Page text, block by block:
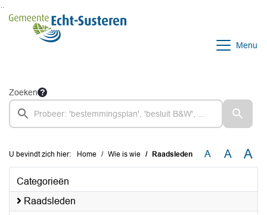
Ga naar de inhoud van deze pagina
Ga naar het zoeken
Ga naar het menu
Menu
Zoeken
U bevindt zich hier: Home Wie is wie Raadsleden A A A
Categorieën
Raadsleden